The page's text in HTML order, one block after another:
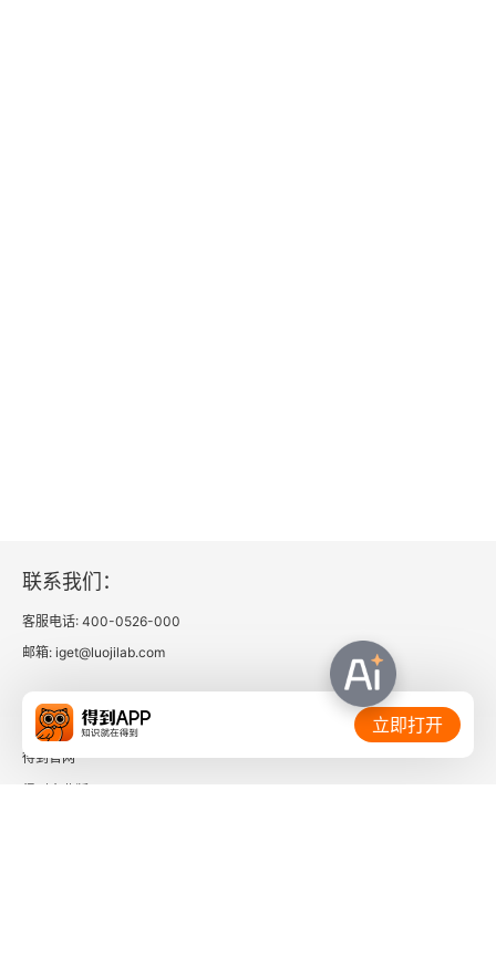
晉受鄭盟襄公九年（前564年）
偪陽之役襄公十年（前563年）
遷延之役襄公十四年（前559年）
衛侯出奔襄公十四年（前559年）
联系我们：
客服电话: 400-0526-000
邮箱: iget@luojilab.com
相关链接：
得到官网
立即打开